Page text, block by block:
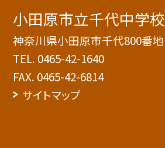
小田原市立千代中学校
神奈川県小田原市千代800番地
TEL. 0465-42-1640
FAX. 0465-42-6814
サイトマップ